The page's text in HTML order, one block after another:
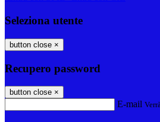
Seleziona utente
button close ×
Recupero password
button close ×
E-mail